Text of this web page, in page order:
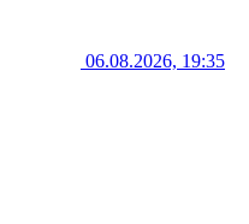
06.08.2026, 19:35